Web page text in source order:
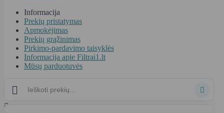
Informacija
Prekių pristatymas
Apmokėjimas
Prekių grąžinimas
Pirkimo-pardavimo taisyklės
Informacija apie Filtrai1.lt
Mūsų parduotuvės


